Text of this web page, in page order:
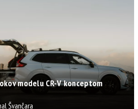
modelu CR-V konceptom
Švančara